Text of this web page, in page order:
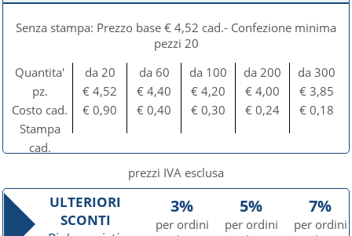
Senza stampa: Prezzo base € 4,52 cad.- Confezione minima
pezzi 20
Quantita'
pz.
Costo cad.
Stampa
cad.
da 20
€ 4,52
€ 0,90
da 60
€ 4,40
€ 0,40
da 100
€ 4,20
€ 0,30
da 200
€ 4,00
€ 0,24
da 300
€ 3,85
€ 0,18
prezzi IVA esclusa
ULTERIORI
SCONTI
3%
per ordini
5%
per ordini
7%
per ordini